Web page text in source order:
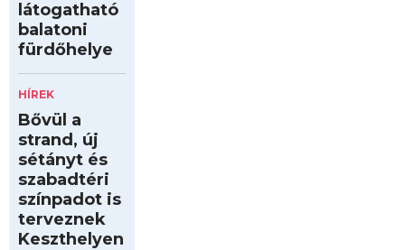
látogatható
balatoni
fürdőhelye
HÍREK
Bővül a
strand, új
sétányt és
szabadtéri
színpadot is
terveznek
Keszthelyen